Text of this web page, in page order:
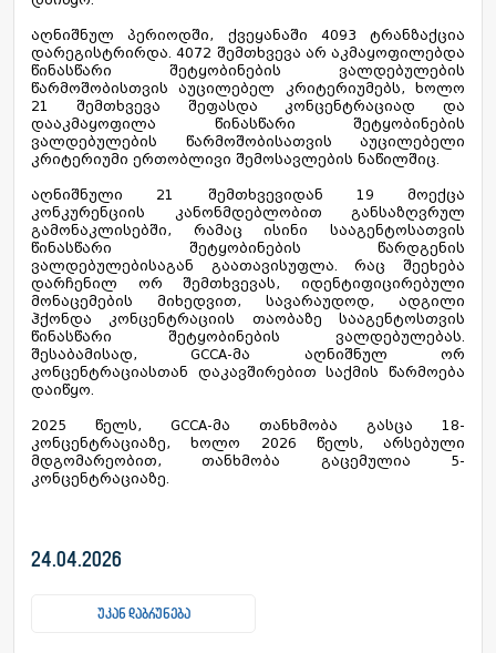
აღნიშნულ პერიოდში, ქვეყანაში 4093 ტრანზაქცია
დარეგისტრირდა. 4072 შემთხვევა არ აკმაყოფილებდა
წინასწარი შეტყობინების ვალდებულების
წარმოშობისთვის აუცილებელ კრიტერიუმებს, ხოლო
21 შემთხვევა შეფასდა კონცენტრაციად და
დააკმაყოფილა წინასწარი შეტყობინების
ვალდებულების წარმოშობისათვის აუცილებელი
კრიტერიუმი ერთობლივი შემოსავლების ნაწილშიც.
აღნიშნული 21 შემთხვევიდან 19 მოექცა
კონკურენციის კანონმდებლობით განსაზღვრულ
გამონაკლისებში, რამაც ისინი სააგენტოსათვის
წინასწარი შეტყობინების წარდგენის
ვალდებულებისაგან გაათავისუფლა. რაც შეეხება
დარჩენილ ორ შემთხვევას, იდენტიფიცირებული
მონაცემების მიხედვით, სავარაუდოდ, ადგილი
ჰქონდა კონცენტრაციის თაობაზე სააგენტოსთვის
წინასწარი შეტყობინების ვალდებულებას.
შესაბამისად, GCCA-მა აღნიშნულ ორ
კონცენტრაციასთან დაკავშირებით საქმის წარმოება
დაიწყო.
2025 წელს, GCCA-მა თანხმობა გასცა 18-
კონცენტრაციაზე, ხოლო 2026 წელს, არსებული
მდგომარეობით, თანხმობა გაცემულია 5-
კონცენტრაციაზე.
24.04.2026
უკან დაბრუნება